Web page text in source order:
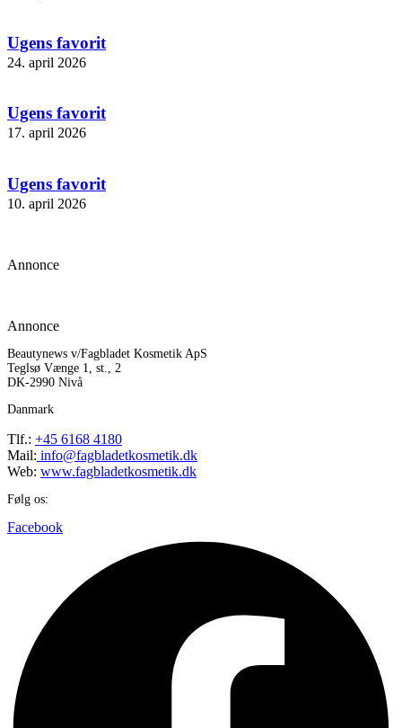
Ugens favorit
24. april 2026
Ugens favorit
17. april 2026
Ugens favorit
10. april 2026
Annonce
Annonce
Beautynews v/Fagbladet Kosmetik ApS
Teglsø Vænge 1, st., 2
DK-2990 Nivå
Danmark
Tlf.: +45 6168 4180
Mail: info@fagbladetkosmetik.dk
Web: www.fagbladetkosmetik.dk
Følg os:
Facebook